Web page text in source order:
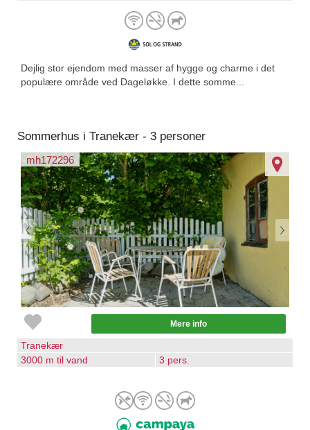
Dejlig stor ejendom med masser af hygge og charme i det
populære område ved Dageløkke. I dette somme...
Sommerhus i Tranekær - 3 personer
mh172296
Mere info
Tranekær
3000 m til vand
3 pers.